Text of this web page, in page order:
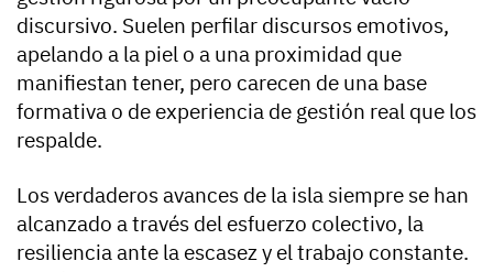
discursivo. Suelen perfilar discursos emotivos,
apelando a la piel o a una proximidad que
manifiestan tener, pero carecen de una base
formativa o de experiencia de gestión real que los
respalde.
Los verdaderos avances de la isla siempre se han
alcanzado a través del esfuerzo colectivo, la
resiliencia ante la escasez y el trabajo constante.